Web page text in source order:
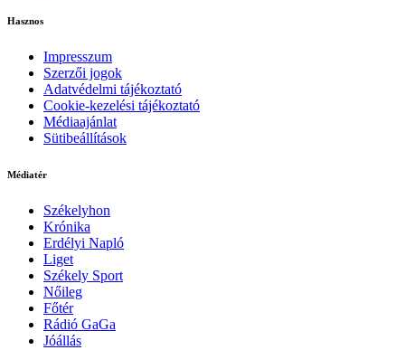
Hasznos
Impresszum
Szerzői jogok
Adatvédelmi tájékoztató
Cookie-kezelési tájékoztató
Médiaajánlat
Sütibeállítások
Médiatér
Székelyhon
Krónika
Erdélyi Napló
Liget
Székely Sport
Nőileg
Főtér
Rádió GaGa
Jóállás